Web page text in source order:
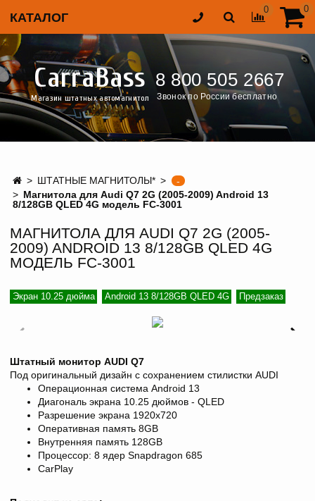
КАТАЛОГ
0 0
CarraBass
Магазин штатных автомагнитол
8 800 505 2667
Звонок по России бесплатно
ШТАТНЫЕ МАГНИТОЛЫ*
-
Магнитола для Audi Q7 2G (2005-2009) Android 13
8/128GB QLED 4G модель FC-3001
МАГНИТОЛА ДЛЯ AUDI Q7 2G (2005-
2009) ANDROID 13 8/128GB QLED 4G
МОДЕЛЬ FC-3001
Экран 10.25 дюйма Android 13 8/128GB QLED 4G Предзаказ
Штатный монитор AUDI Q7
Под оригинальный дизайн с сохранением стилистки AUDI
Операционная система Android 13
Диагональ экрана 10.25 дюймов - QLED
Разрешение экрана 1920х720
Оперативная память 8GB
Внутренняя память 128GB
Процессор: 8 ядер Snapdragon 685
CarPlay